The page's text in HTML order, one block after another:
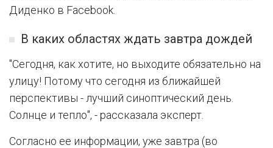
Диденко в Facebook.
В каких областях ждать завтра дождей
"Сегодня, как хотите, но выходите обязательно на
улицу! Потому что сегодня из ближайшей
перспективы - лучший синоптический день.
Солнце и тепло", - рассказала эксперт.
Согласно ее информации, уже завтра (во